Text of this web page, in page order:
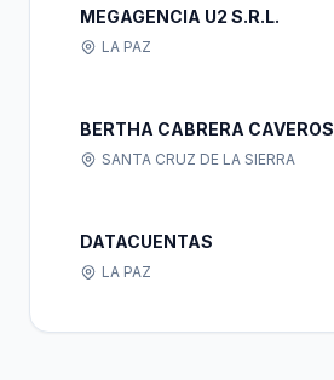
MEGAGENCIA U2 S.R.L.
LA PAZ
BERTHA CABRERA CAVEROS
SANTA CRUZ DE LA SIERRA
DATACUENTAS
LA PAZ